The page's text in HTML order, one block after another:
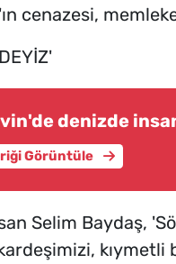
cenazesi,
denizde
Görüntüle
Selim Baydaş,